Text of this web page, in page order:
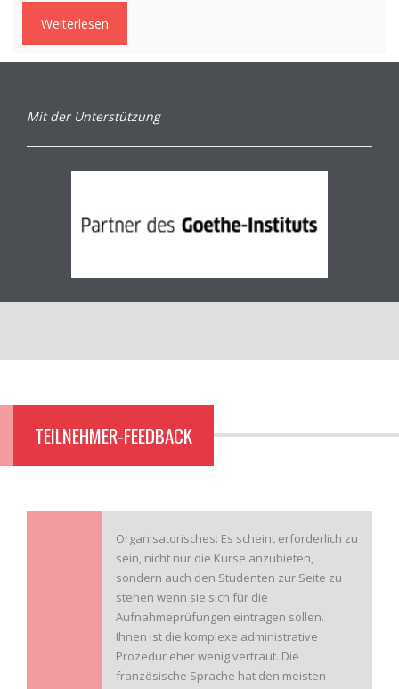
Weiterlesen
Mit der Unterstützung
TEILNEHMER-FEEDBACK
Organisatorisches: Es scheint erforderlich zu
sein, nicht nur die Kurse anzubieten,
sondern auch den Studenten zur Seite zu
stehen wenn sie sich für die
Aufnahmeprüfungen eintragen sollen.
Ihnen ist die komplexe administrative
Prozedur eher wenig vertraut. Die
französische Sprache hat den meisten